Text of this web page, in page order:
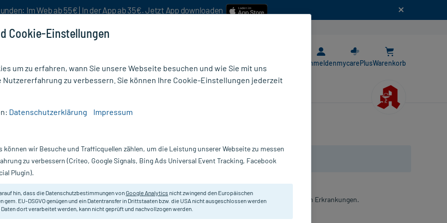
Im Web ab 55€ | In der App ab 35€. Jetzt App downloaden
AnmeldenmycarePlusWarenkorb
Nur für kurze Zeit:Gratis-Versand* ab 19€ Mindestbestellwert!
30 g Anthroposophisches Arzneimittel bei subakuten rheumatischen Erkrankungen.
Darreichung:
Salbe
Cookie-Einstellungen
um zu erfahren, wann Sie unsere Webseite besuchen und wie Sie mit uns
Nutzererfahrung zu verbessern. Sie können Ihre Cookie-Einstellungen jederzeit
Datenschutzerklärung Impressum
können wir Besuche und Trafficquellen zählen, um die Leistung unserer Webseite zu messen
zu verbessern (Criteo, Google Signals, Bing Ads Universal Event Tracking, Facebook
Plugin).
hin, dass die Datenschutzbestimmungen vonGoogle Analytics nicht zwingend den Europäischen
gem. EU-DSGVO genügen und ein Datentransfer in Drittstaaten bzw. die USA nicht ausgeschlossen werden
Daten dort verarbeitet werden, kann nicht geprüft und nachvollzogen werden.